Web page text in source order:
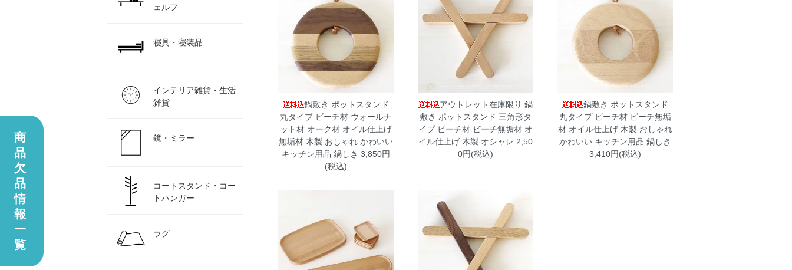
鍋敷き ポットスタンド
丸タイプ ビーチ材 ウォールナ
ット材 オーク材 オイル仕上げ
無垢材 木製 おしゃれ かわいい
キッチン用品 鍋しき 3,850円
(税込)
アウトレット在庫限り 鍋
敷き ポットスタンド 三角形タ
イプ ビーチ材 ビーチ無垢材 オ
イル仕上げ 木製 オシャレ 2,50
0円(税込)
鍋敷き ポットスタンド
丸タイプ ビーチ材 ビーチ無垢
材 オイル仕上げ 木製 おしゃれ
かわいい キッチン用品 鍋しき
3,410円(税込)
ェルフ
寝具・寝装品
インテリア雑貨・生活
雑貨
鏡・ミラー
コートスタンド・コー
トハンガー
ラグ
商
品
欠
品
情
報
一
覧